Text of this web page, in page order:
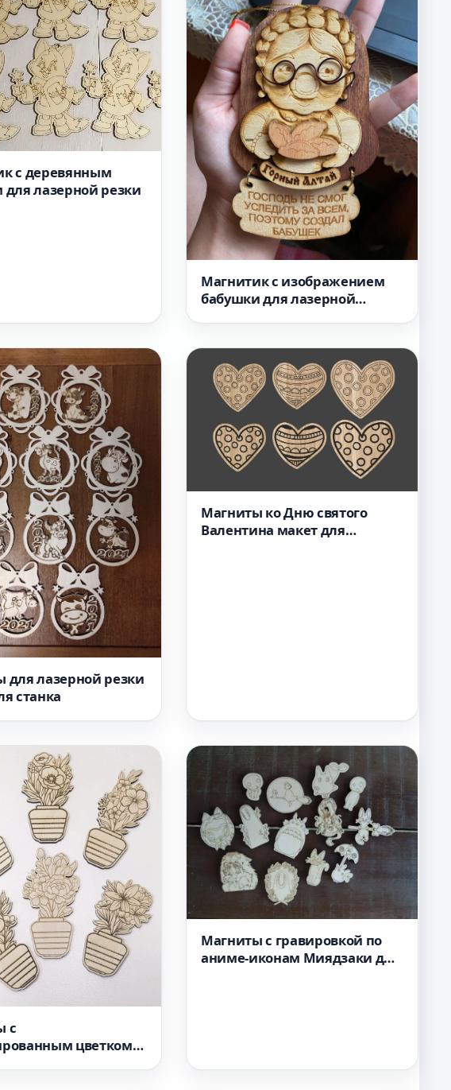
с деревянным
для лазерной резки
Магнитик с изображением
бабушки для лазерной
для лазерной резки
станка
Магниты ко Дню святого
Валентина макет для
с
цветком
Магниты с гравировкой по
аниме-иконам Миядзаки для